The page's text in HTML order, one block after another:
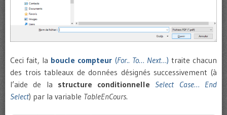
Ceci fait, la boucle compteur (For.. To… Next…) traite chacun
des trois tableaux de données désignés successivement (à
l’aide de la structure conditionnelle Select Case… End
Select) par la variable TableEnCours.